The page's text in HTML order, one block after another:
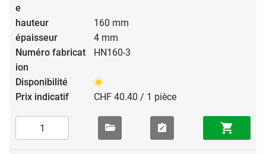
160 mm
4 mm
HN160-3
CHF 40.40 / 1 pièce